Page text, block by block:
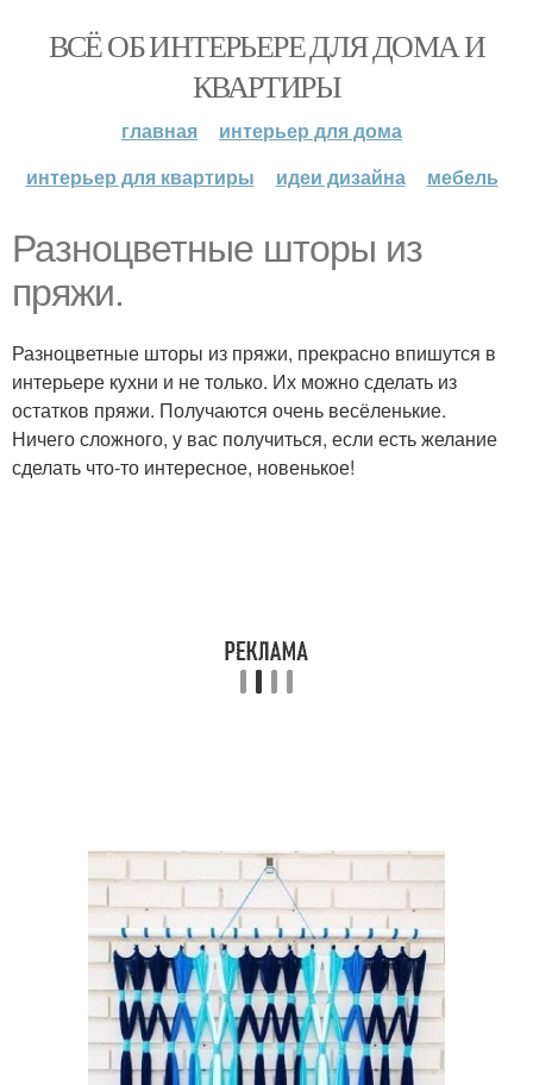
ВСЁ ОБ ИНТЕРЬЕРЕ ДЛЯ ДОМА И
КВАРТИРЫ
главная
интерьер для дома
интерьер для квартиры
идеи дизайна мебель
Разноцветные шторы из
пряжи.
Разноцветные шторы из пряжи, прекрасно впишутся в
интерьере кухни и не только. Их можно сделать из
остатков пряжи. Получаются очень весёленькие.
Ничего сложного, у вас получиться, если есть желание
сделать что-то интересное, новенькое!